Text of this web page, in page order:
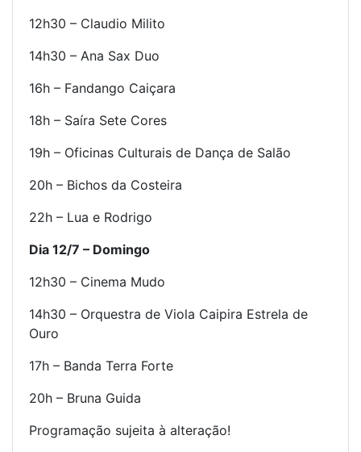
12h30 – Claudio Milito
14h30 – Ana Sax Duo
16h – Fandango Caiçara
18h – Saíra Sete Cores
19h – Oficinas Culturais de Dança de Salão
20h – Bichos da Costeira
22h – Lua e Rodrigo
Dia 12/7 – Domingo
12h30 – Cinema Mudo
14h30 – Orquestra de Viola Caipira Estrela de
Ouro
17h – Banda Terra Forte
20h – Bruna Guida
Programação sujeita à alteração!